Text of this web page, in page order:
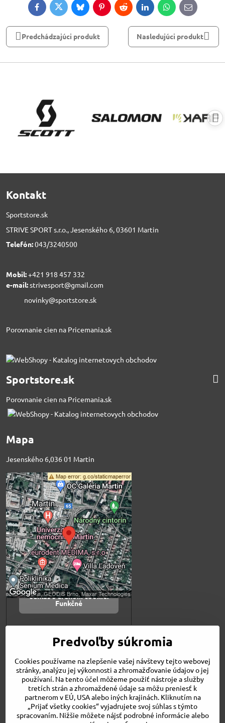
FacebookTwitterBlueskyPinterestRedditLinkedInWhatsApp
E-
mail
Predchádzajúci produkt Nasledujúci produkt
Kontakt
Sportstore.sk
STRIVE SPORT s.r.o., Jesenského 6, 03601 Martin
Telefón:043/3240500
Mobil:+421 918 457 332
e-mail:strivesport@gmail.com
novinky@sportstore.sk
Porovnanie cien na Pricemania.sk
Sportstore.sk
Porovnanie cien na Pricemania.sk
Mapa
Jesenského 6,036 01 Martin
Externý obsah je
blokovaný Voľbami
súkromia
Prajete si načítať externý obsah?
Povoliť tentokrát
Povoliť a zapamätať -
súhlas s druhom cookie:
Funkčné
Otvoriť obsah v novom okne
Novinky
Niečo o nás
Naša ponuka
Veľkostné tabuľky
Obchodné podmienky
Kontakt
Predvoľby súkromia
Cookies používame na zlepšenie vašej návštevy tejto webovej
stránky, analýzu jej výkonnosti a zhromažďovanie údajov o jej
používaní. Na tento účel môžeme použiť nástroje a služby
tretích strán a zhromaždené údaje sa môžu preniesť k
partnerom v EÚ, USA alebo iných krajinách. Kliknutím na
„Prijať všetky cookies“ vyjadrujete svoj súhlas s týmto
spracovaním. Nižšie môžete nájsť podrobné informácie alebo